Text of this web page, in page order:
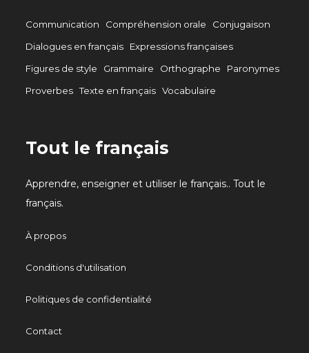
Communication Compréhension orale
Conjugaison
Dialogues en français
Expressions françaises
Figures de style
Grammaire Orthographe
Paronymes
Proverbes Texte en français Vocabulaire
Tout le français
Apprendre, enseigner et utiliser le français.. Tout le
français.
À propos
Conditions d'utilisation
Politiques de confidentialité
Contact